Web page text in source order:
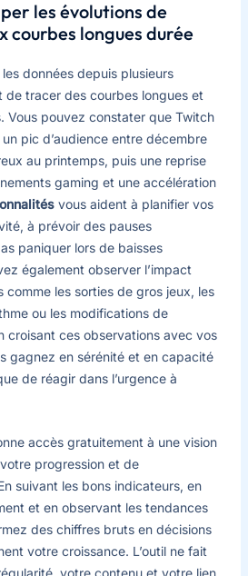
les évolutions de
courbes longues durée
données depuis plusieurs
de tracer des courbes longues et
Vous pouvez constater que Twitch
pic d’audience entre décembre
au printemps, puis une reprise
gaming et une accélération
vous aident à planifier vos
à prévoir des pauses
paniquer lors de baisses
également observer l’impact
comme les sorties de gros jeux, les
ou les modifications de
croisant ces observations avec vos
gagnez en sérénité et en capacité
de réagir dans l’urgence à
accès gratuitement à une vision
progression et de
suivant les bons indicateurs, en
et en observant les tendances
des chiffres bruts en décisions
votre croissance. L’outil ne fait
votre contenu et votre lien